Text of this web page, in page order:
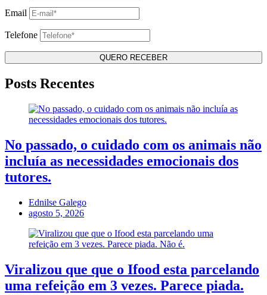
Email
Telefone
Posts Recentes
No passado, o cuidado com os animais não
incluía as necessidades emocionais dos
tutores.
Ednilse Galego
agosto 5, 2026
Viralizou que que o Ifood esta parcelando
uma refeição em 3 vezes. Parece piada.